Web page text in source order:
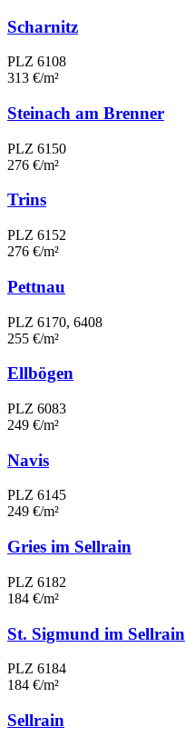
Scharnitz
PLZ 6108
313 €/m²
Steinach am Brenner
PLZ 6150
276 €/m²
Trins
PLZ 6152
276 €/m²
Pettnau
PLZ 6170, 6408
255 €/m²
Ellbögen
PLZ 6083
249 €/m²
Navis
PLZ 6145
249 €/m²
Gries im Sellrain
PLZ 6182
184 €/m²
St. Sigmund im Sellrain
PLZ 6184
184 €/m²
Sellrain